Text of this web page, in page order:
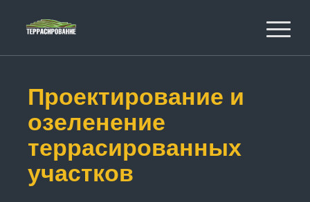
Проектирование и
озеленение
террасированных
участков